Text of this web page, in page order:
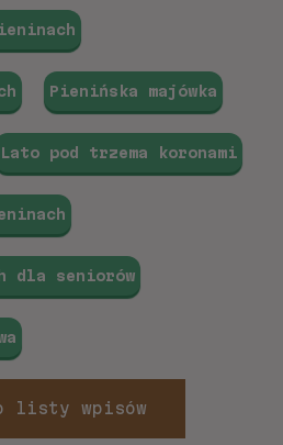
Pienińska majówka
Lato pod trzema koronami
dla seniorów
listy wpisów